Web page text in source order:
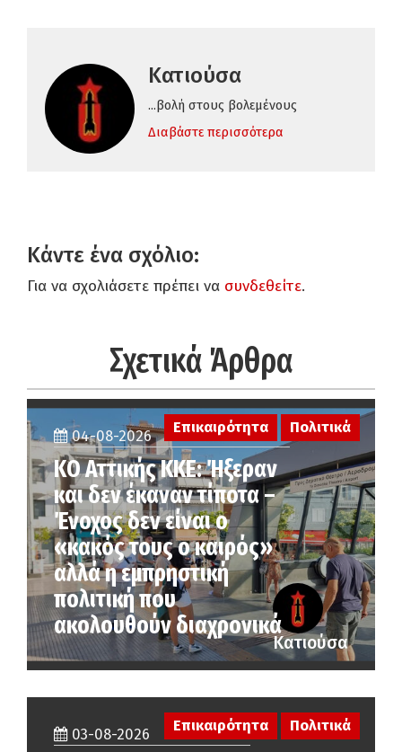
Κατιούσα
...βολή στους βολεμένους
Διαβάστε περισσότερα
Κάντε ένα σχόλιο:
Για να σχολιάσετε πρέπει να συνδεθείτε.
Σχετικά Άρθρα
Επικαιρότητα Πολιτικά
04-08-2026
KO Αττικής ΚΚΕ: Ήξεραν
και δεν έκαναν τίποτα –
Ένοχος δεν είναι ο
«κακός τους ο καιρός»
αλλά η εµπρηστική
πολιτική που
ακολουθούν διαχρονικά
Κατιούσα
03-08-2026
Επικαιρότητα Πολιτικά